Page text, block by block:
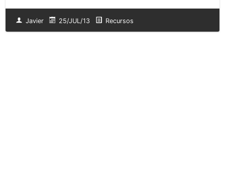
Javier 25/JUL/13 Recursos